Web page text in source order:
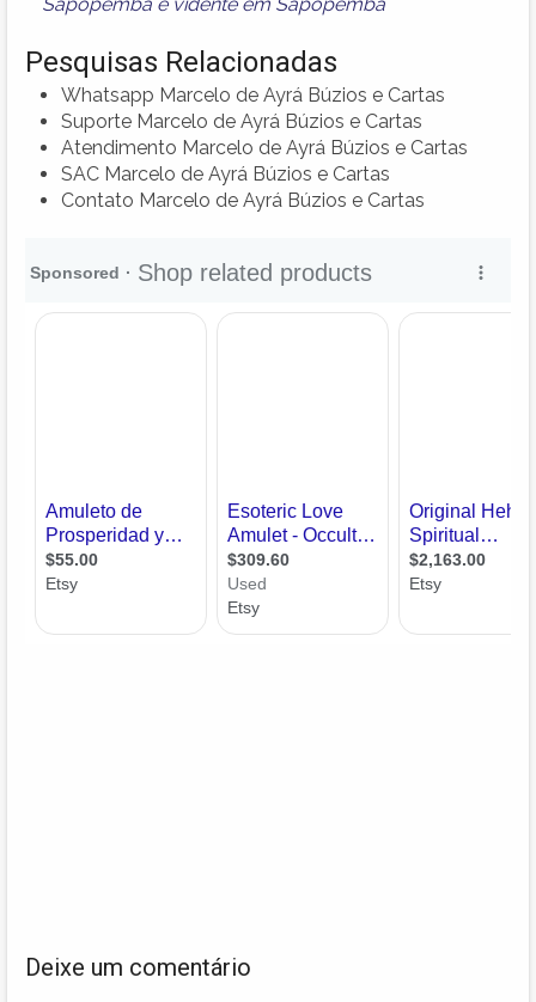
Pesquisas Relacionadas
Whatsapp Marcelo de Ayrá Búzios e Cartas
Suporte Marcelo de Ayrá Búzios e Cartas
Atendimento Marcelo de Ayrá Búzios e Cartas
SAC Marcelo de Ayrá Búzios e Cartas
Contato Marcelo de Ayrá Búzios e Cartas
Deixe um comentário